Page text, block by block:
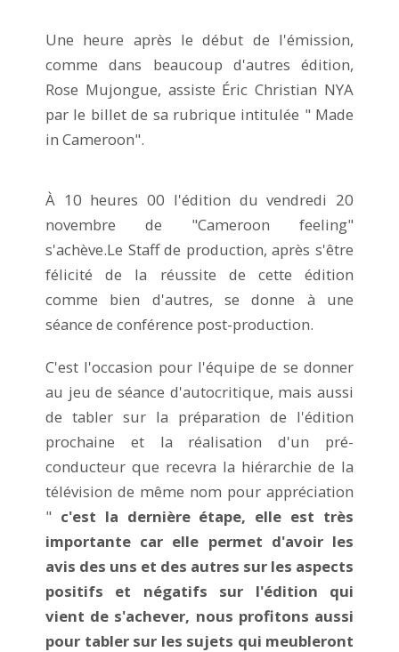
Une heure après le début de l'émission,
comme dans beaucoup d'autres édition,
Rose Mujongue, assiste Éric Christian NYA
par le billet de sa rubrique intitulée " Made
in Cameroon".
À 10 heures 00 l'édition du vendredi 20
novembre de "Cameroon feeling"
s'achève.Le Staff de production, après s'être
félicité de la réussite de cette édition
comme bien d'autres, se donne à une
séance de conférence post-production.
C'est l'occasion pour l'équipe de se donner
au jeu de séance d'autocritique, mais aussi
de tabler sur la préparation de l'édition
prochaine et la réalisation d'un pré-
conducteur que recevra la hiérarchie de la
télévision de même nom pour appréciation
" c'est la dernière étape, elle est très
importante car elle permet d'avoir les
avis des uns et des autres sur les aspects
positifs et négatifs sur l'édition qui
vient de s'achever, nous profitons aussi
pour tabler sur les sujets qui meubleront